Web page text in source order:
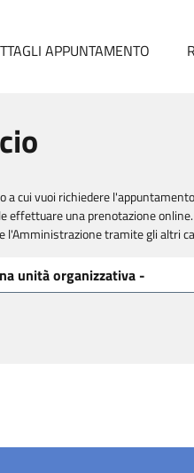
APPUNTAMENTO
a cui vuoi richiedere
effettuare una prenotazione
l'Amministrazione tramite gli altri
a cui vuoi richiedere